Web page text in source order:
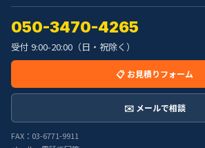
050-3470-4265
受付 9:00-20:00（日・祝除く）
📋 お見積りフォーム
✉️ メールで相談
FAX：03-6771-9911